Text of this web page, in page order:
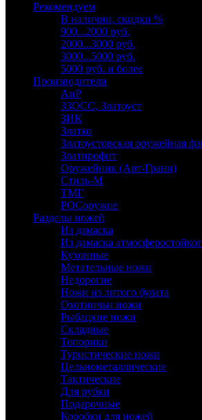
Рекомендуем
В наличии, скидки %
900...2000 руб.
2000...3000 руб.
3000...5000 руб.
5000 руб. и более
Производители
АиР
ЗЗОСС, Златоуст
ЗИК
Златко
Златоустовская оружейная
Златпрофит
Оружейник (Арт-Грани)
Стиль-М
ТМГ
РОСоружие
Разделы ножей
Из дамаска
Из дамаска
Кухонные
Метательные ножи
Недорогие
Ножи из литого булата
Охотничьи ножи
Рыбацкие ножи
Складные
Топорики
Туристические ножи
Цельнометаллические
Тактические
Для рубки
Подарочные
Коробки для ножей